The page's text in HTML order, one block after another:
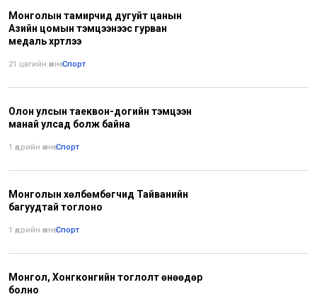
Монголын тамирчид дугуйт цанын
Азийн цомын тэмцээнээс гурван
медаль хүртлээ
21 цагийн өмнө•Спорт
Олон улсын таеквон-догийн тэмцээн
манай улсад болж байна
1 өдрийн өмнө•Спорт
Монголын хөлбөмбөгчид Тайванийн
багуудтай тоглоно
1 өдрийн өмнө•Спорт
Монгол, Хонгконгийн тоглолт өнөөдөр
болно